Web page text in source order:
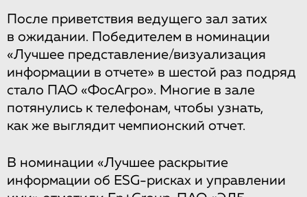
После приветствия ведущего зал затих
в ожидании. Победителем в номинации
«Лучшее представление/визуализация
информации в отчете» в шестой раз подряд
стало ПАО «ФосАгро». Многие в зале
потянулись к телефонам, чтобы узнать,
как же выглядит чемпионский отчет.
В номинации «Лучшее раскрытие
информации об ESG-рисках и управлении